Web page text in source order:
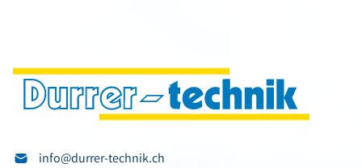
info@durrer-technik.ch